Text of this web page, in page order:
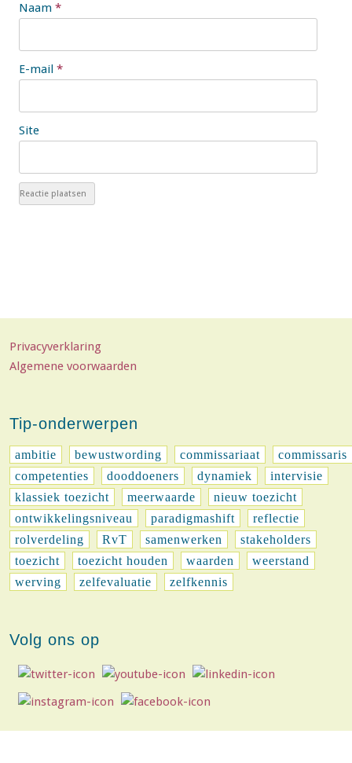
Naam *
E-mail *
Site
Privacyverklaring
Algemene voorwaarden
Tip-onderwerpen
ambitie bewustwording commissariaat
commissaris
competenties
dooddoeners dynamiek
intervisie
klassiek toezicht
meerwaarde
nieuw toezicht
ontwikkelingsniveau
paradigmashift
reflectie
rolverdeling
RvT samenwerken
stakeholders
toezicht
toezicht houden waarden
weerstand
werving
zelfevaluatie zelfkennis
Volg ons op